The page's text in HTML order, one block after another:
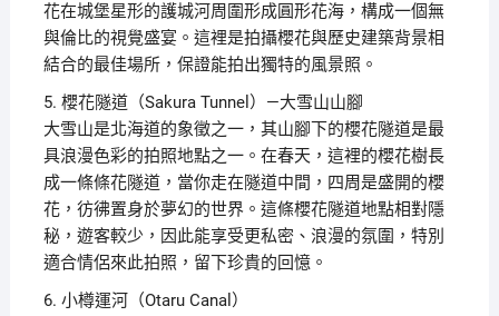
花在城堡星形的護城河周圍形成圓形花海，構成一個無
與倫比的視覺盛宴。這裡是拍攝櫻花與歷史建築背景相
結合的最佳場所，保證能拍出獨特的風景照。
5. 櫻花隧道（Sakura Tunnel）—大雪山山腳
大雪山是北海道的象徵之一，其山腳下的櫻花隧道是最
具浪漫色彩的拍照地點之一。在春天，這裡的櫻花樹長
成一條條花隧道，當你走在隧道中間，四周是盛開的櫻
花，彷彿置身於夢幻的世界。這條櫻花隧道地點相對隱
秘，遊客較少，因此能享受更私密、浪漫的氛圍，特別
適合情侶來此拍照，留下珍貴的回憶。
6. 小樽運河（Otaru Canal）